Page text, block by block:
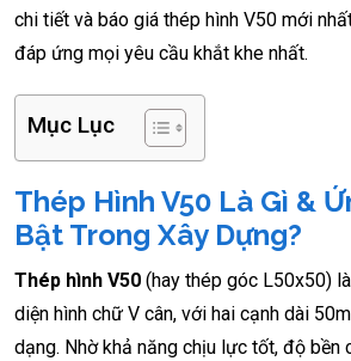
chi tiết và báo giá thép hình V50 mới
đáp ứng mọi yêu cầu khắt khe nhất.
Mục Lục
Thép Hình V50 Là Gì &
Bật Trong Xây Dựng?
Thép hình V50 (hay thép góc L50x50)
diện hình chữ V cân, với hai cạnh dài
dạng. Nhờ khả năng chịu lực tốt, độ bền